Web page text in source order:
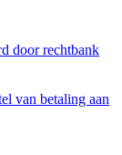
door rechtbank
van betaling aan